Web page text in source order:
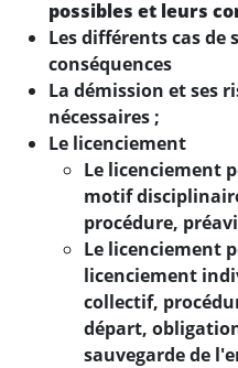
possibles et leurs
Les différents cas
conséquences
La démission et ses
nécessaires ;
Le licenciement
Le licenciement
motif
procédure,
Le licenciement
licenciement
collectif,
départ,
sauvegarde de